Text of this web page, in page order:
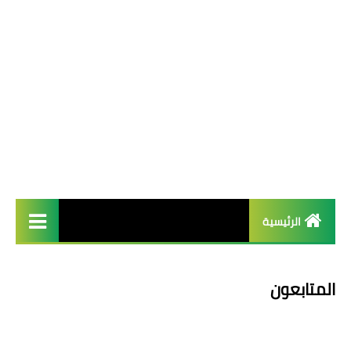
الرئيسية
المتابعون